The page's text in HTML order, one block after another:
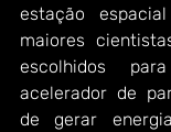
estação
maiores
escolhidos
acelerador de
de gerar